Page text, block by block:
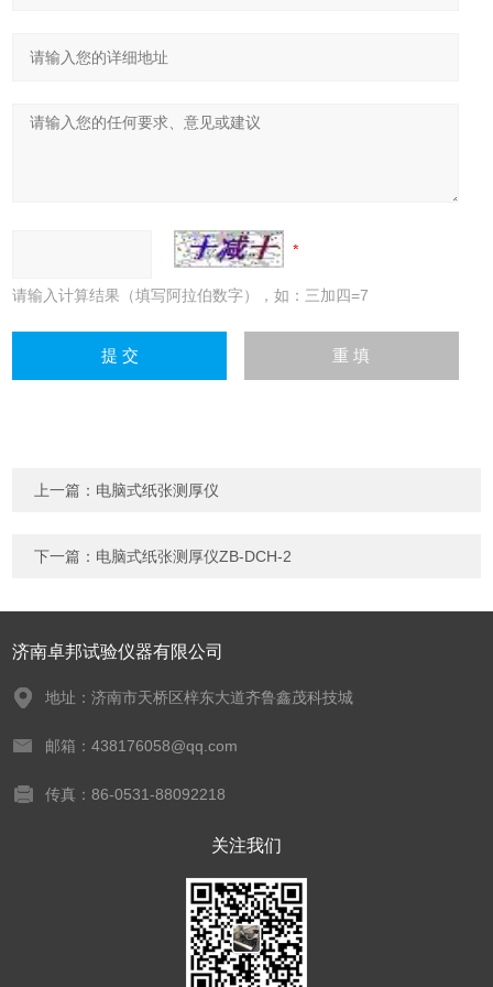
请输入计算结果（填写阿拉伯数字），如：三加四=7
上一篇： 电脑式纸张测厚仪
下一篇： 电脑式纸张测厚仪ZB-DCH-2
济南卓邦试验仪器有限公司
地址：济南市天桥区梓东大道齐鲁鑫茂科技城
邮箱：438176058@qq.com
传真：86-0531-88092218
关注我们